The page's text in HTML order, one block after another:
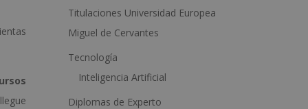
:
Titulaciones Universidad Europea
Miguel de Cervantes
Tecnología
Inteligencia Artificial
Diplomas de Experto